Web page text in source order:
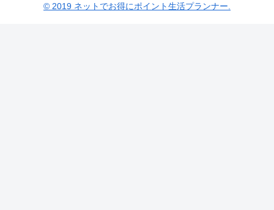
© 2019 ネットでお得にポイント生活プランナー.